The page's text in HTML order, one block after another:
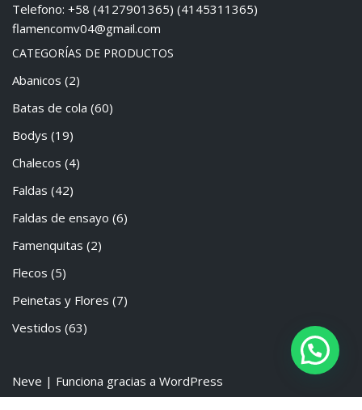
Telefono: +58 (4127901365) (4145311365)
flamencomv04@gmail.com
CATEGORÍAS DE PRODUCTOS
Abanicos (2)
Batas de cola (60)
Bodys (19)
Chalecos (4)
Faldas (42)
Faldas de ensayo (6)
Famenquitas (2)
Flecos (5)
Peinetas y Flores (7)
Vestidos (63)
Neve | Funciona gracias a WordPress